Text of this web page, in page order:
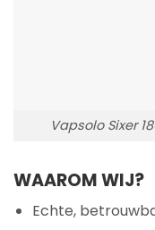
Vapsolo Sixer
WAAROM WIJ?
Echte,